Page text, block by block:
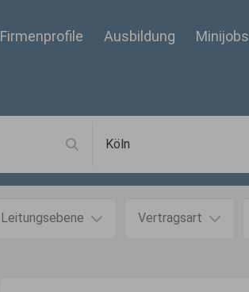
Firmenprofile Ausbildung Minijobs
Leitungsebene Vertragsart